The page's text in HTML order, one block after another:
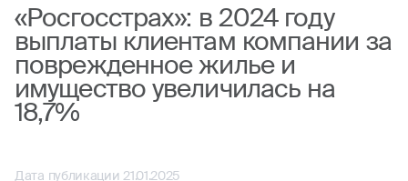
«Росгосстрах»: в 2024 году
выплаты клиентам компании за
поврежденное жилье и
имущество увеличилась на
18,7%
Дата публикации 21.01.2025